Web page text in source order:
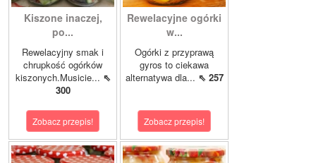
Kiszone inaczej,
po...
Rewelacyjny smak i
chrupkość ogórków
kiszonych.Musicie... ⇖
300
Zobacz przepis!
Rewelacyjne ogórki
w...
Ogórki z przyprawą
gyros to ciekawa
alternatywa dla... ⇖ 257
Zobacz przepis!